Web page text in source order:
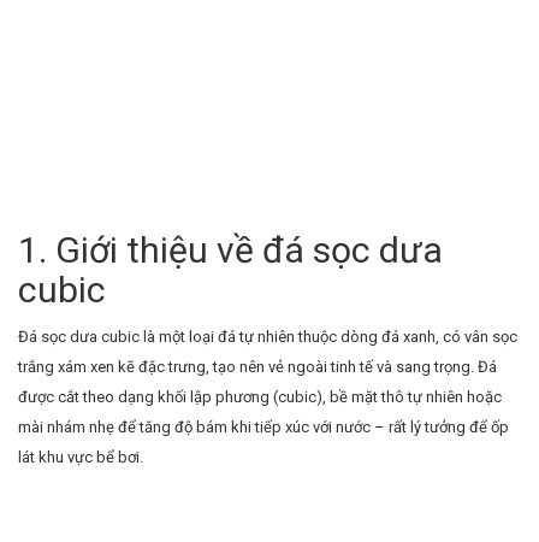
1. Giới thiệu về đá sọc dưa
cubic
Đá sọc dưa cubic là một loại đá tự nhiên thuộc dòng đá xanh, có vân sọc
trắng xám xen kẽ đặc trưng, tạo nên vẻ ngoài tinh tế và sang trọng. Đá
được cắt theo dạng khối lập phương (cubic), bề mặt thô tự nhiên hoặc
mài nhám nhẹ để tăng độ bám khi tiếp xúc với nước – rất lý tưởng để ốp
lát khu vực bể bơi.